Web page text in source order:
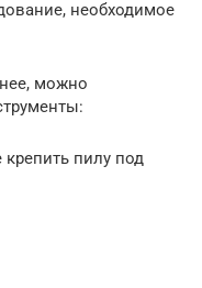
необходимое
можно
пилу под